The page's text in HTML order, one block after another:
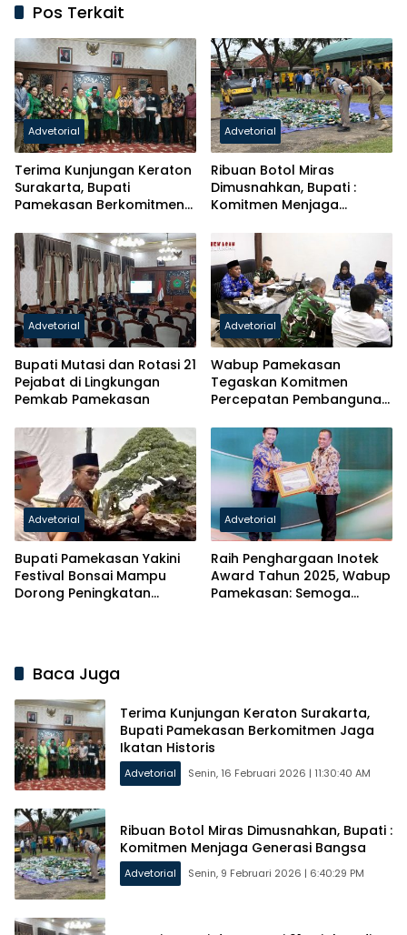
Pos Terkait
Advetorial
Terima Kunjungan Keraton
Surakarta, Bupati
Pamekasan Berkomitmen
Advetorial
Ribuan Botol Miras
Dimusnahkan, Bupati :
Komitmen Menjaga
Advetorial
Bupati Mutasi dan Rotasi 21
Pejabat di Lingkungan
Pemkab Pamekasan
Advetorial
Wabup Pamekasan
Tegaskan Komitmen
Percepatan Pembangunan
Advetorial
Bupati Pamekasan Yakini
Festival Bonsai Mampu
Dorong Peningkatan
Advetorial
Raih Penghargaan Inotek
Award Tahun 2025, Wabup
Pamekasan: Semoga
Baca Juga
Terima Kunjungan Keraton Surakarta,
Bupati Pamekasan Berkomitmen Jaga
Ikatan Historis
Advetorial Senin, 16 Februari 2026 | 11:30:40 AM
Ribuan Botol Miras Dimusnahkan, Bupati :
Komitmen Menjaga Generasi Bangsa
Advetorial Senin, 9 Februari 2026 | 6:40:29 PM